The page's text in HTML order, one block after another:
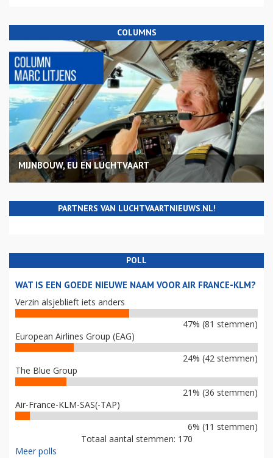
COLUMNS
MIJNBOUW, EU EN LUCHTVAART
PARTNERS VAN LUCHTVAARTNIEUWS.NL!
POLL
WAT IS EEN GOEDE NIEUWE NAAM VOOR AIR FRANCE-KLM?
Verzin alsjeblieft iets anders
47% (81 stemmen)
European Airlines Group (EAG)
24% (42 stemmen)
The Blue Group
21% (36 stemmen)
Air-France-KLM-SAS(-TAP)
6% (11 stemmen)
Totaal aantal stemmen: 170
Meer polls